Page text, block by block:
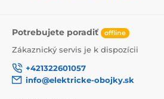
Na všetky toalety z nášho
hygienických dôvodov NEPLATÍ
Potrebujete poradiť offline
Zákaznický servis je k dispozícii
+421322601057
info@elektricke-obojky.sk